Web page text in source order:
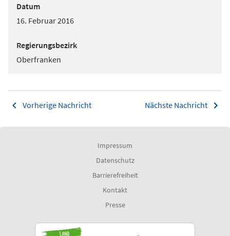
Datum
16. Februar 2016
Regierungsbezirk
Oberfranken
Vorherige Nachricht Nächste Nachricht
Impressum
Datenschutz
Barrierefreiheit
Kontakt
Presse